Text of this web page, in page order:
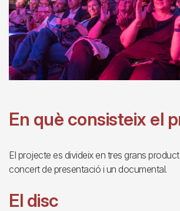
En què consisteix el
El projecte es divideix en tres grans
concert de presentació i un documental.
El disc